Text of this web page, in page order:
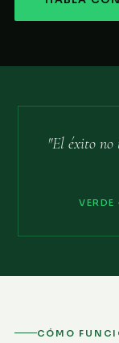
"El éxito no
CÓMO